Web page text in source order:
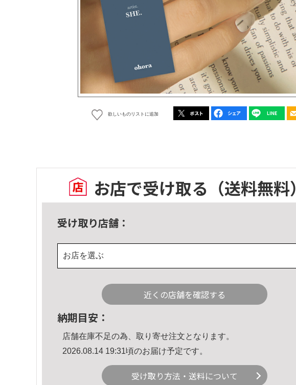
欲しいものリストに追加
お店で受け取る （送料無料）
受け取り店舗：
お店を選ぶ
近くの店舗を確認する
納期目安：
店舗在庫不足の為、取り寄せ注文となります。
2026.08.14 19:31頃のお届け予定です。
受け取り方法・送料について